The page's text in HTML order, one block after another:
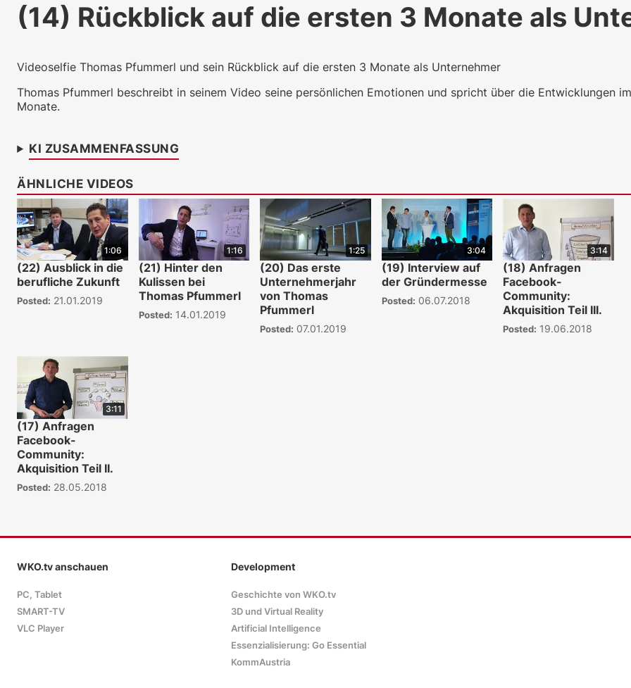
(14) Rückblick auf die ersten 3 Monate als
Videoselfie Thomas Pfummerl und sein Rückblick auf die ersten 3 Monate als Unternehmer
Thomas Pfummerl beschreibt in seinem Video seine persönlichen Emotionen und spricht über die Entwicklungen
Monate.
KI ZUSAMMENFASSUNG
ÄHNLICHE VIDEOS
1:06
(22) Ausblick in die
berufliche Zukunft
Posted: 21.01.2019
1:16
(21) Hinter den
Kulissen bei
Thomas Pfummerl
Posted: 14.01.2019
1:25
(20) Das erste
Unternehmerjahr
von Thomas
Pfummerl
Posted: 07.01.2019
3:04
(19) Interview auf
der Gründermesse
Posted: 06.07.2018
3:14
(18) Anfragen
Facebook-
Community:
Akquisition Teil III.
Posted: 19.06.2018
3:11
(17) Anfragen
Facebook-
Community:
Akquisition Teil II.
Posted: 28.05.2018
WKO.tv anschauen
PC, Tablet
SMART-TV
VLC Player
Development
Geschichte von WKO.tv
3D und Virtual Reality
Artificial Intelligence
Essenzialisierung: Go Essential
KommAustria